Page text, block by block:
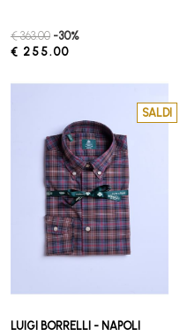
€ 363.00 -30%
€ 255.00
SALDI
LUIGI BORRELLI - NAPOLI